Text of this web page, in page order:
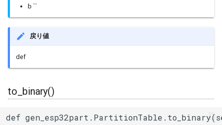
b ``
戻り値
def
to_binary()
def